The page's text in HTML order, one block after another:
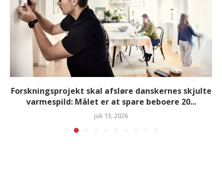
Forskningsprojekt skal afsløre danskernes skjulte
varmespild: Målet er at spare beboere 20...
juli 13, 2026